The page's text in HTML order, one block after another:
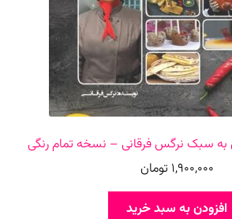
به سبک نرگس فرقانی – نسخه تمام رنگی
1,900,000 تومان
افزودن به سبد خرید